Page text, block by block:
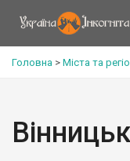
Головна > Міста та